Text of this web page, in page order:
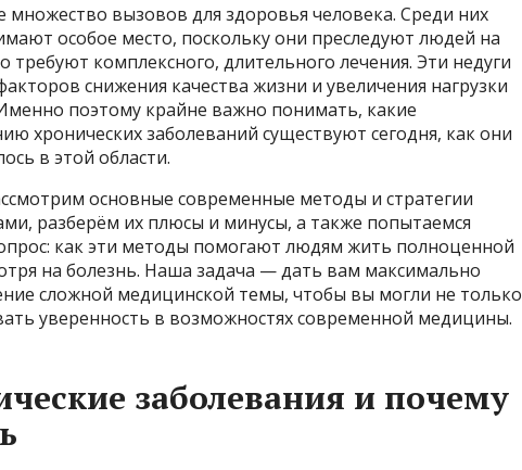
вызовов для здоровья человека. Среди них
особое место, поскольку они преследуют людей на
требуют комплексного, длительного лечения. Эти недуги
снижения качества жизни и увеличения нагрузки
поэтому крайне важно понимать, какие
хронических заболеваний существуют сегодня, как они
в этой области.
основные современные методы и стратегии
разберём их плюсы и минусы, а также попытаемся
как эти методы помогают людям жить полноценной
на болезнь. Наша задача — дать вам максимально
сложной медицинской темы, чтобы вы могли не только
уверенность в возможностях современной медицины.
заболевания и почему